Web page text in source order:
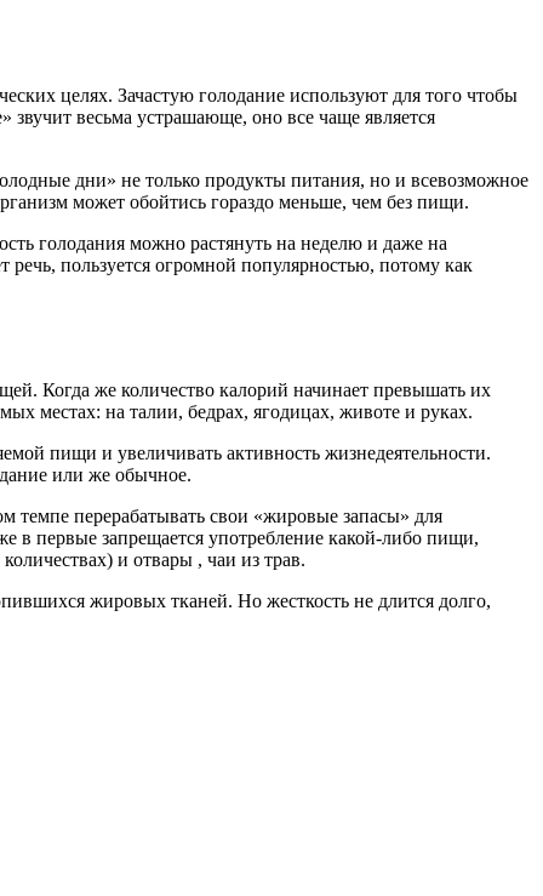
целях. Зачастую голодание используют для того чтобы
звучит весьма устрашающе, оно все чаще является
дни» не только продукты питания, но и всевозможное
может обойтись гораздо меньше, чем без пищи.
голодания можно растянуть на неделю и даже на
речь, пользуется огромной популярностью, потому как
Когда же количество калорий начинает превышать их
местах: на талии, бедрах, ягодицах, животе и руках.
пищи и увеличивать активность жизнедеятельности.
или же обычное.
темпе перерабатывать свои «жировые запасы» для
в первые запрещается употребление какой-либо пищи,
и отвары , чаи из трав.
жировых тканей. Но жесткость не длится долго,